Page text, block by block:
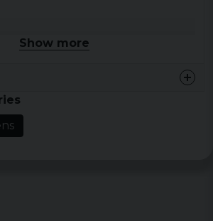
med jeans, shorts eller kjolar. Den
Ekologisk Bomull
Show more